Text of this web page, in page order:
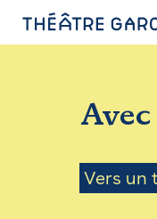
INFOS
AVEC LES
Vers un